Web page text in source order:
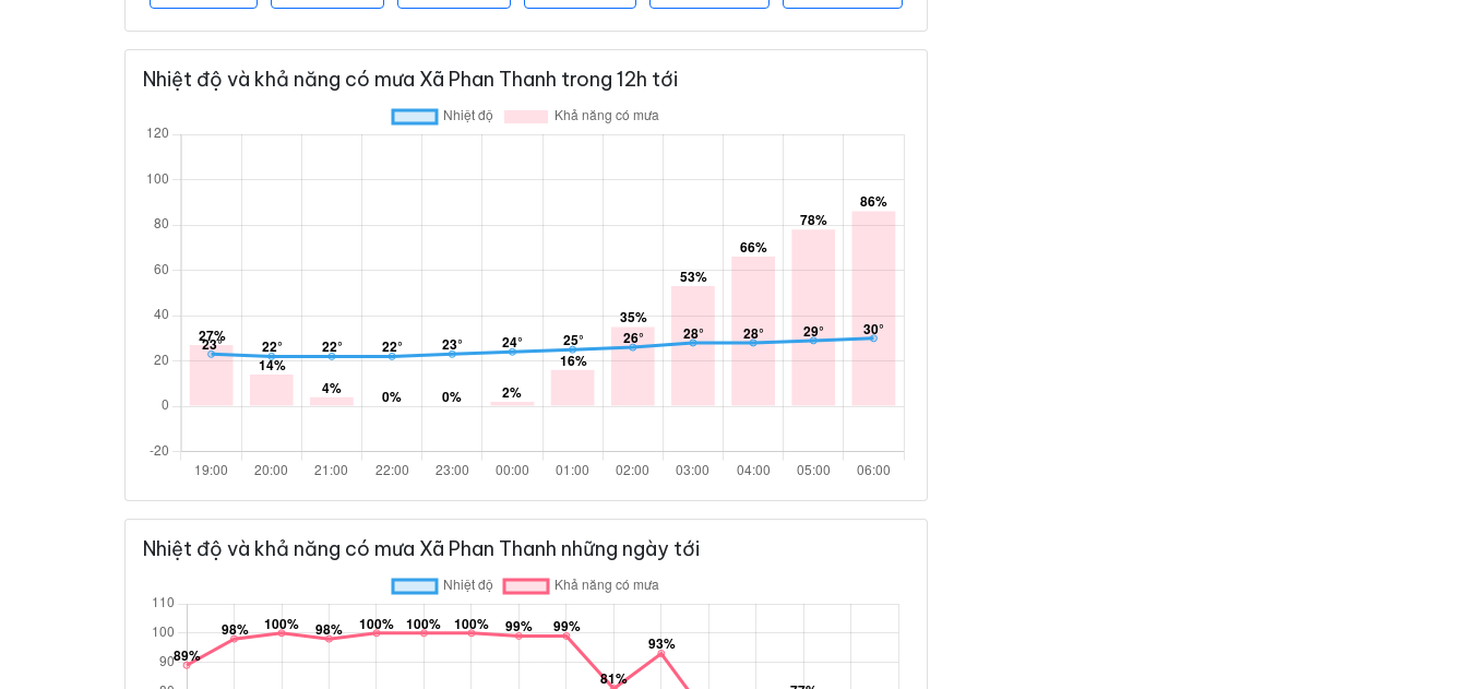
Nhiệt độ và khả năng có mưa Xã Phan Thanh trong 12h tới
Nhiệt độ và khả năng có mưa Xã Phan Thanh những ngày tới